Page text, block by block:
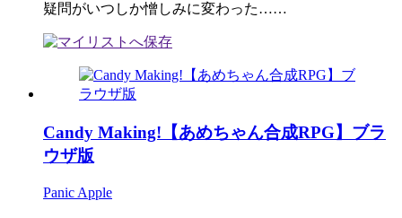
疑問がいつしか憎しみに変わった……
Candy Making!【あめちゃん合成RPG】ブラ
ウザ版
Panic Apple